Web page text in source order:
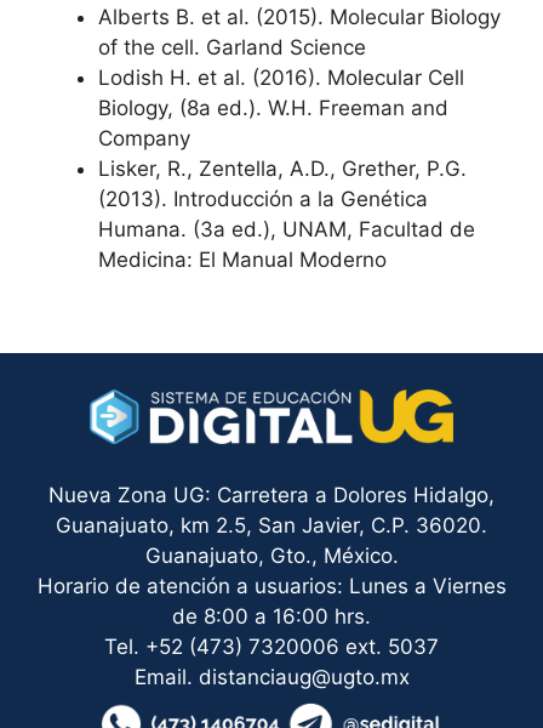
Alberts B. et al. (2015). Molecular Biology
of the cell. Garland Science
Lodish H. et al. (2016). Molecular Cell
Biology, (8a ed.). W.H. Freeman and
Company
Lisker, R., Zentella, A.D., Grether, P.G.
(2013). Introducción a la Genética
Humana. (3a ed.), UNAM, Facultad de
Medicina: El Manual Moderno
Nueva Zona UG: Carretera a Dolores Hidalgo,
Guanajuato, km 2.5, San Javier, C.P. 36020.
Guanajuato, Gto., México.
Horario de atención a usuarios: Lunes a Viernes
de 8:00 a 16:00 hrs.
Tel. +52 (473) 7320006 ext. 5037
Email. distanciaug@ugto.mx